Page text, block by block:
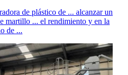
de plástico de ... alcanzar un
martillo ... el rendimiento y en la
de ...